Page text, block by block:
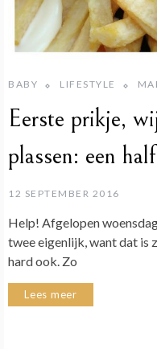
BABY LIFESTYLE
Eerste prikje,
plassen: een
12 SEPTEMBER 2016
Help! Afgelopen
twee eigenlijk, want dat is
hard ook. Zo
Lees meer